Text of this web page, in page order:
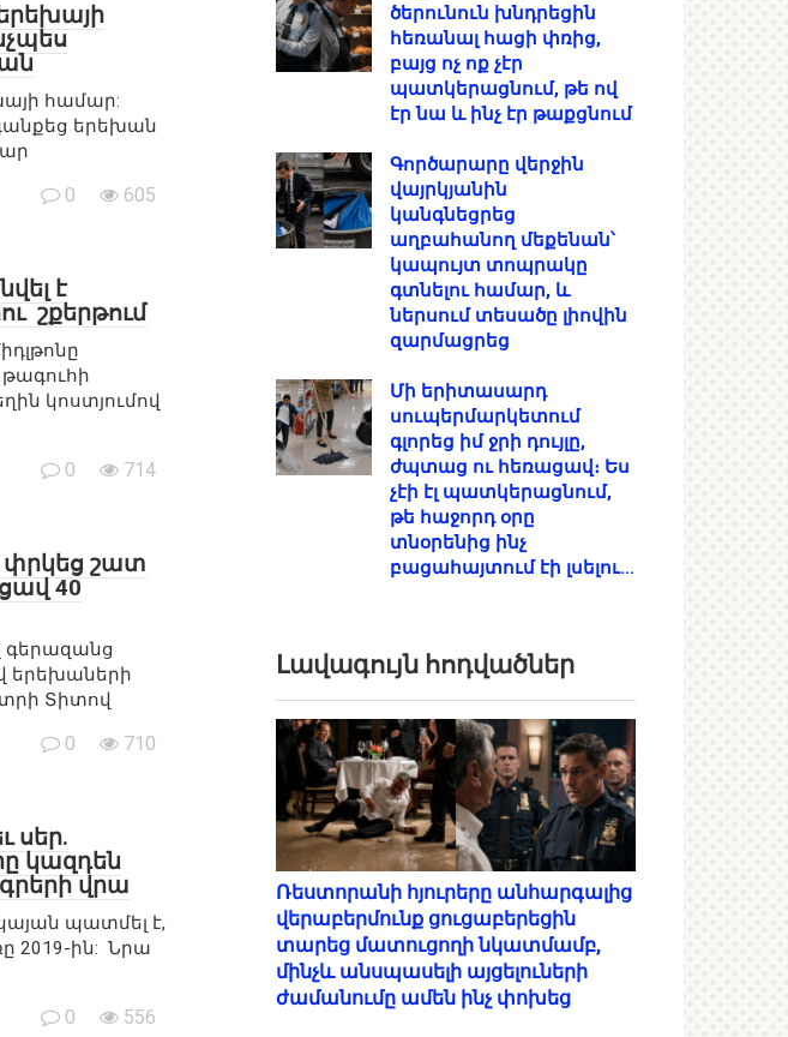
համար:
երեխան
0 605
է
շքերթում
կոստյումով
0 714
փրկեց շատ
40
գերազանց
երեխաների
Տիտով
0 710
սեր.
կազդեն
վրա
պատմել է,
2019-ին: Նրա
0 556
ծերունուն խնդրեցին
հեռանալ հացի փռից,
բայց ոչ ոք չէր
պատկերացնում, թե ով
էր նա և ինչ էր թաքցնում
Գործարարը վերջին
վայրկյանին
կանգնեցրեց
աղբահանող մեքենան՝
կապույտ տոպրակը
գտնելու համար, և
ներսում տեսածը լիովին
զարմացրեց
Մի երիտասարդ
սուպերմարկետում
գլորեց իմ ջրի դույլը,
ժպտաց ու հեռացավ։ Ես
չէի էլ պատկերացնում,
թե հաջորդ օրը
տնօրենից ինչ
բացահայտում էի լսելու…
Լավագույն հոդվածներ
Ռեստորանի հյուրերը անհարգալից
վերաբերմունք ցուցաբերեցին
տարեց մատուցողի նկատմամբ,
մինչև անսպասելի այցելուների
ժամանումը ամեն ինչ փոխեց